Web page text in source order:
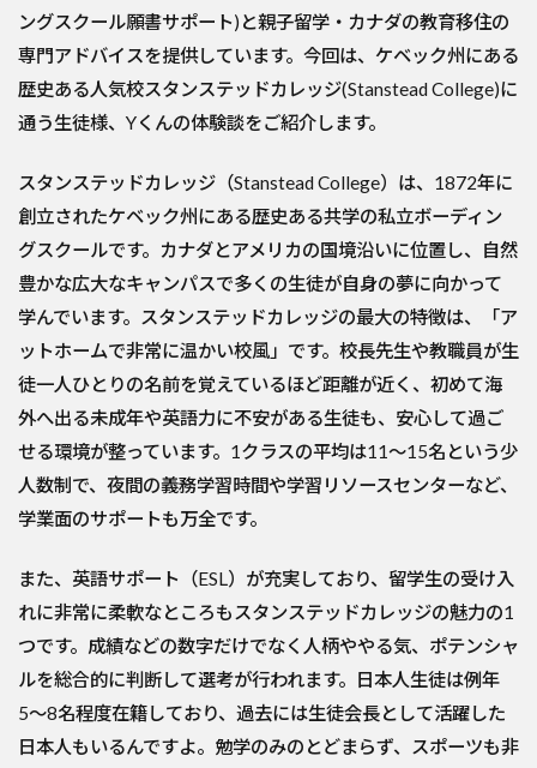
ングスクール願書サポート)と親子留学・カナダの教育移住の
専門アドバイスを提供しています。 今回は、ケベック州にある
歴史ある人気校スタンステッドカレッジ(Stanstead College)に
通う生徒様、Yくんの体験談をご紹介します。
スタンステッドカレッジ（Stanstead College）は、1872年に
創立されたケベック州にある歴史ある共学の私立ボーディン
グスクールです。カナダとアメリカの国境沿いに位置し、自然
豊かな広大なキャンパスで多くの生徒が自身の夢に向かって
学んでいます。スタンステッドカレッジの最大の特徴は、「ア
ットホームで非常に温かい校風」です。校長先生や教職員が生
徒一人ひとりの名前を覚えているほど距離が近く、初めて海
外へ出る未成年や英語力に不安がある生徒も、安心して過ご
せる環境が整っています。1クラスの平均は11〜15名という少
人数制で、夜間の義務学習時間や学習リソースセンターなど、
学業面のサポートも万全です。
また、英語サポート（ESL）が充実しており、留学生の受け入
れに非常に柔軟なところもスタンステッドカレッジの魅力の1
つです。成績などの数字だけでなく人柄ややる気、ポテンシャ
ルを総合的に判断して選考が行われます。日本人生徒は例年
5〜8名程度在籍しており、過去には生徒会長として活躍した
日本人もいるんですよ。勉学のみのとどまらず、スポーツも非